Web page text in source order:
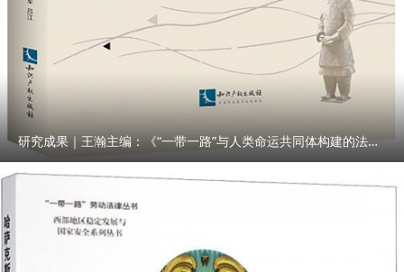
研究成果｜王瀚主编：《“一带一路”与人类命运共同体构建的法律与实践》